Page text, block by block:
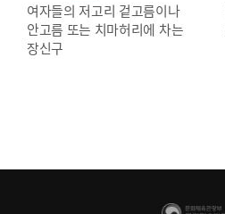
여자들의 저고리 겉고름이나
안고름 또는 치마허리에 차는
장신구